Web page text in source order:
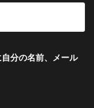
分の名前、メール